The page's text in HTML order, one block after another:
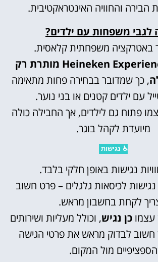
הבירה והחוויה האינטראקטיבית.
לגבי משפחות עם ילדים?
באטרקציה משפחתית קלאסית.
הכניסה ל־Heineken Experience מותרת רק
, כך שמדובר בבחירה פחות מתאימה
עם ילדים קטנים או בני נוער.
פתוח גם לילדים, אך החבילה כולה
מיועדת לקהל בוגר.
♿ נגישות
נגישות באופן חלקי בלבד.
נגישות לכיסאות גלגלים – פרט חשוב
לקחת בחשבון מראש.
עצמוכן נגיש, וכולל מעליות ושירותים
חשוב לבדוק מראש את פרטי הגישה
הספציפיים מול המקום.